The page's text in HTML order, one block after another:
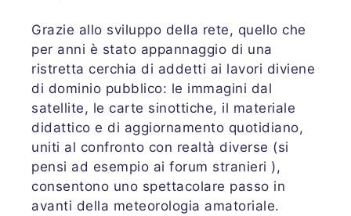
Grazie allo sviluppo della rete, quello che
per anni è stato appannaggio di una
ristretta cerchia di addetti ai lavori diviene
di dominio pubblico: le immagini dal
satellite, le carte sinottiche, il materiale
didattico e di aggiornamento quotidiano,
uniti al confronto con realtà diverse (si
pensi ad esempio ai forum stranieri ),
consentono uno spettacolare passo in
avanti della meteorologia amatoriale.